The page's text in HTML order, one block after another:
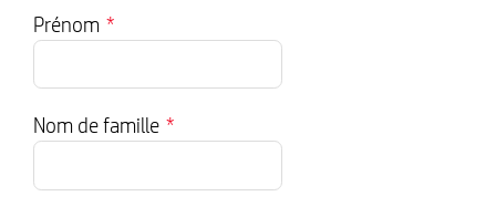
Prénom *
Nom de famille *